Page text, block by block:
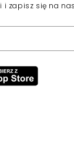
i zapisz się na